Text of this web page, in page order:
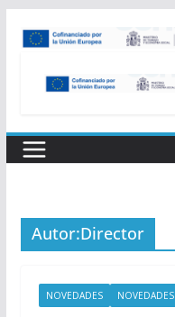
contenido
Autor:Director
NOVEDADES NOVEDADES